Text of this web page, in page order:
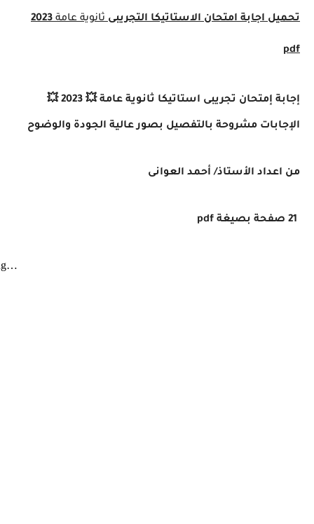
اجابة امتحان الاستاتيكا التجريبىثانوية عامة2023
إمتحان تجريبى استاتيكا ثانوية عامة 💥 2023 💥
مشروحة بالتفصيل بصور عالية الجودة والوضوح
الأستاذ/ أحمد العوانى